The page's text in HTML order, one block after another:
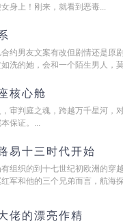
身上！刚来，就看到恶毒...
约男友文案有改但剧情还是原
洗的她，会和一个陌生男人，
核心舱
，审判庭之魂，跨越万千星河，
保证。...
易十三时代开始
有组织的到十七世纪初欧洲的
军和他的三个兄弟而言，航海
佬的漂亮作精